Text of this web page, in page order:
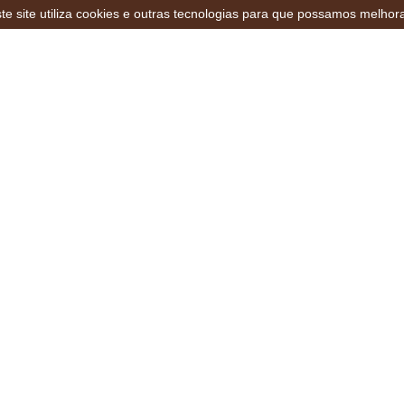
site utiliza cookies e outras tecnologias para que possamos